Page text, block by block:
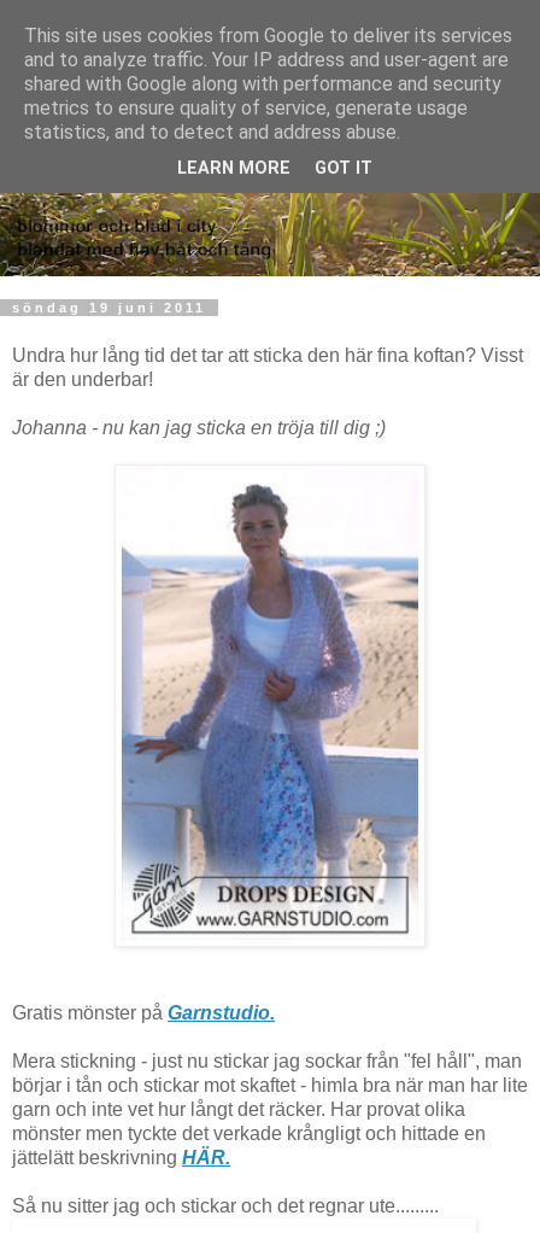
söndag 19 juni 2011
Undra hur lång tid det tar att sticka den här fina koftan? Visst
är den underbar!
Johanna - nu kan jag sticka en tröja till dig ;)
Gratis mönster på Garnstudio.
Mera stickning - just nu stickar jag sockar från "fel håll", man
börjar i tån och stickar mot skaftet - himla bra när man har lite
garn och inte vet hur långt det räcker. Har provat olika
mönster men tyckte det verkade krångligt och hittade en
jättelätt beskrivning HÄR.
Så nu sitter jag och stickar och det regnar ute.........
This site uses cookies from Google to deliver its services
and to analyze traffic. Your IP address and user-agent are
shared with Google along with performance and security
metrics to ensure quality of service, generate usage
statistics, and to detect and address abuse.
LEARN MORE GOT IT